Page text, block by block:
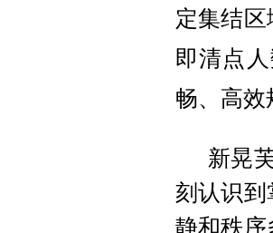
定集结
即清点
畅、高效
新晃
刻认识
静和秩